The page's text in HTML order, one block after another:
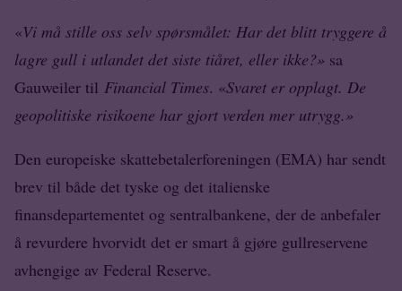
«Vi må stille oss selv spørsmålet: Har det blitt tryggere å
lagre gull i utlandet det siste tiåret, eller ikke?» sa
Gauweiler til Financial Times. «Svaret er opplagt. De
geopolitiske risikoene har gjort verden mer utrygg.»
Den europeiske skattebetalerforeningen (EMA) har sendt
brev til både det tyske og det italienske
finansdepartementet og sentralbankene, der de anbefaler
å revurdere hvorvidt det er smart å gjøre gullreservene
avhengige av Federal Reserve.